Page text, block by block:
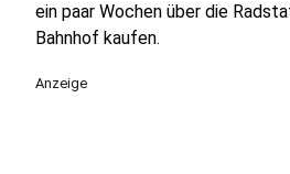
ein paar Wochen über die
Bahnhof kaufen.
Anzeige